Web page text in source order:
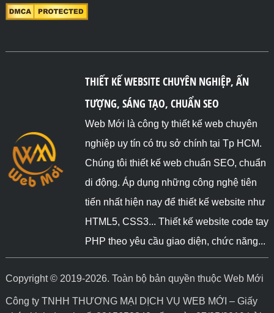
THIẾT KẾ WEBSITE CHUYÊN NGHIỆP, ẤN
TƯỢNG, SÁNG TẠO, CHUẨN SEO
Web Mới là công ty thiết kế web chuyên
nghiệp uy tín có trụ sở chính tại Tp HCM.
Chúng tôi thiết kế web chuẩn SEO, chuẩn
di động. Áp dụng những công nghệ tiên
tiến nhất hiện nay để thiết kế website như
HTML5, CSS3... Thiết kế website code tay
PHP theo yêu cầu giao diện, chức năng...
Copyright © 2019-2026. Toàn bộ bản quyền thuộc Web Mới
Công ty TNHH THƯƠNG MẠI DỊCH VỤ WEB MỚI – Giấy